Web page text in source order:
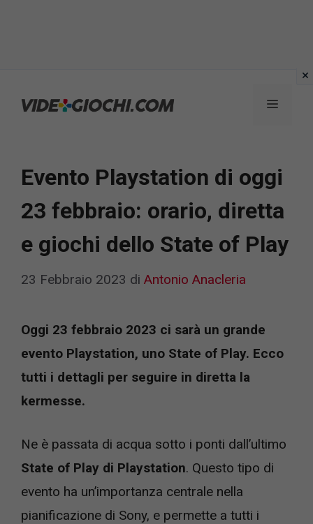
Menu
Evento Playstation di oggi
23 febbraio: orario, diretta
e giochi dello State of Play
23 Febbraio 2023 di Antonio Anacleria
Oggi 23 febbraio 2023 ci sarà un grande
evento Playstation, uno State of Play. Ecco
tutti i dettagli per seguire in diretta la
kermesse.
Ne è passata di acqua sotto i ponti dall’ultimo
State of Play di Playstation. Questo tipo di
evento ha un’importanza centrale nella
pianificazione di Sony, e permette a tutti i